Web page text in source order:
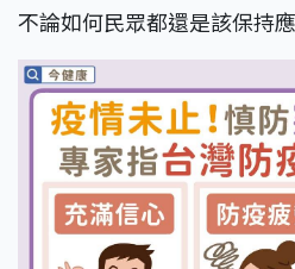
不論如何民眾都還是該保持